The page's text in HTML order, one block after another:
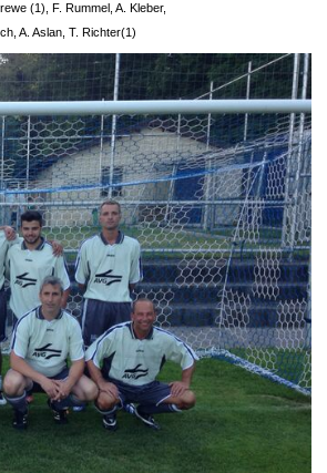
(1), F. Rummel, A. Kleber,
A. Aslan, T. Richter(1)